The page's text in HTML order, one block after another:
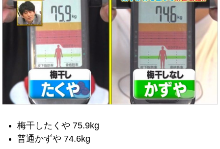
梅干したくや 75.9kg
普通かずや 74.6kg